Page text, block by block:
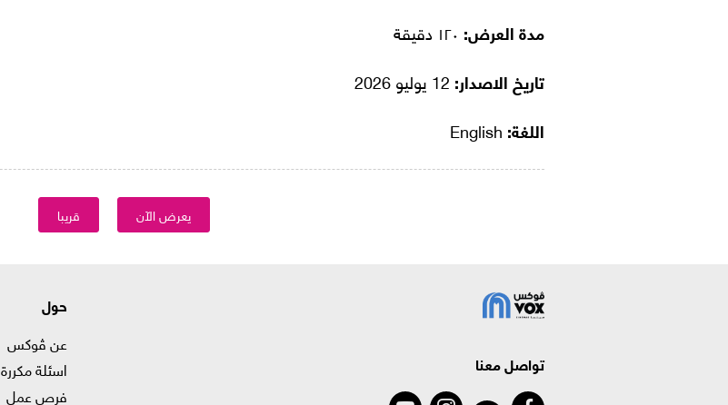
مدة العرض:
تاريخ الاصدار:
اللغة:
يعرض الآن قريبا
تواصل معنا
حول
عن ڤوكس
اسئلة مكررة
فرص عمل